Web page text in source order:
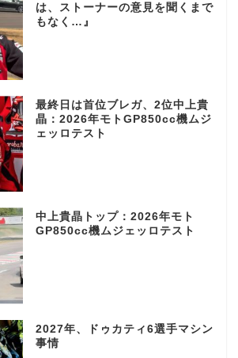
は、ストーナーの意見を聞くまで
もなく…』
最終日は首位ブレガ、2位中上貴
晶：2026年モトGP850cc機ムジ
ェッロテスト
中上貴晶トップ：2026年モト
GP850cc機ムジェッロテスト
2027年、ドゥカティ6選手マシン
事情